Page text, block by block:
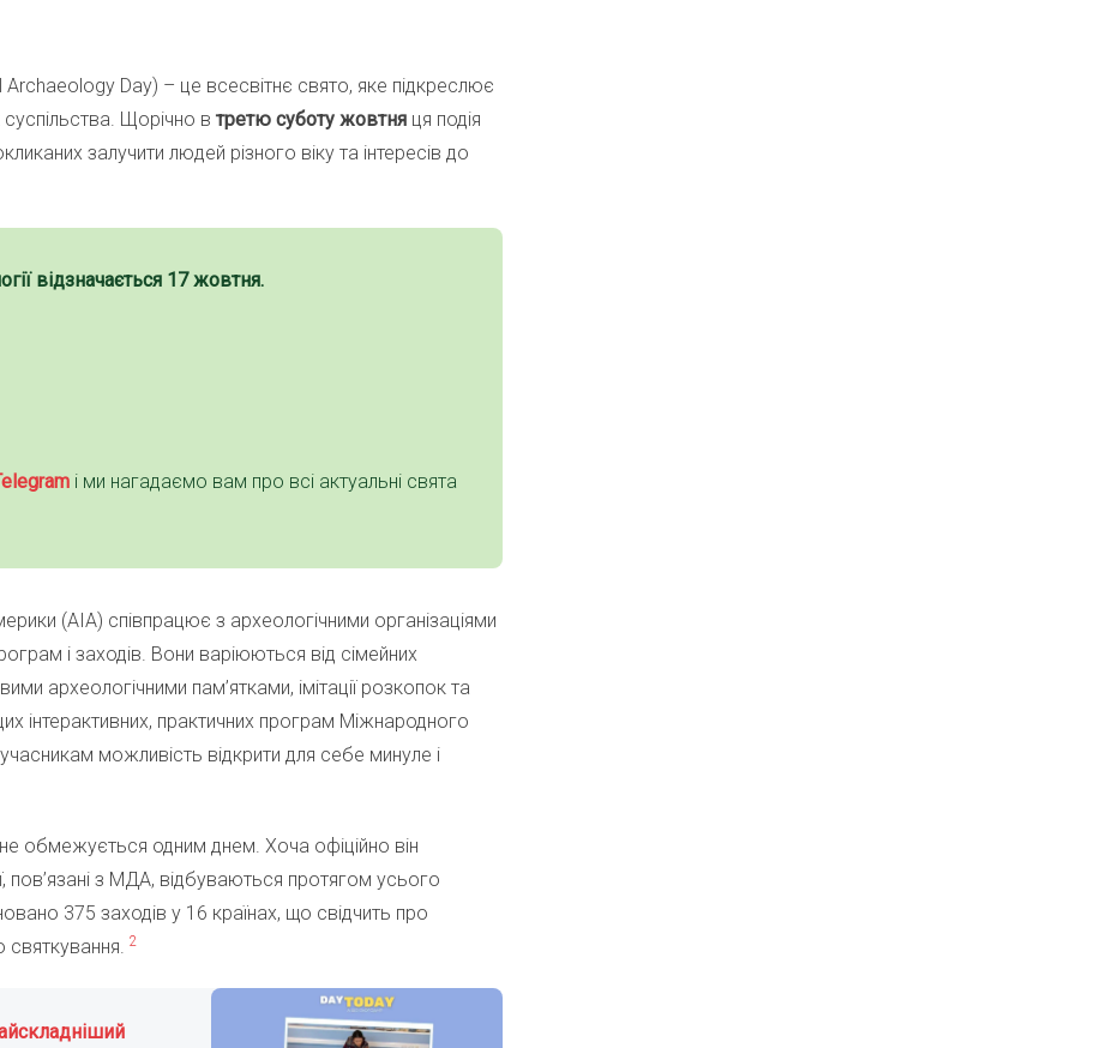
Day) – це всесвітнє свято, яке підкреслює
суспільства. Щорічно в третю суботу жовтня ця подія
залучити людей різного віку та інтересів до
відзначається 17 жовтня.
m і ми нагадаємо вам про всі актуальні свята
(AIA) співпрацює з археологічними організаціями
і заходів. Вони варіюються від сімейних
археологічними пам’ятками, імітації розкопок та
інтерактивних, практичних програм Міжнародного
можливість відкрити для себе минуле і
обмежується одним днем. Хоча офіційно він
пов’язані з МДА, відбуваються протягом усього
375 заходів у 16 країнах, що свідчить про
святкування. 2